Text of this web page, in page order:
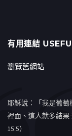
有用連結
瀏覽舊網站
耶穌說：「我是葡
裡面、這人就多結
15:5）